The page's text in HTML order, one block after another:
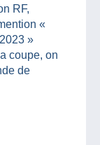
RF,
«
»
coupe, on
de